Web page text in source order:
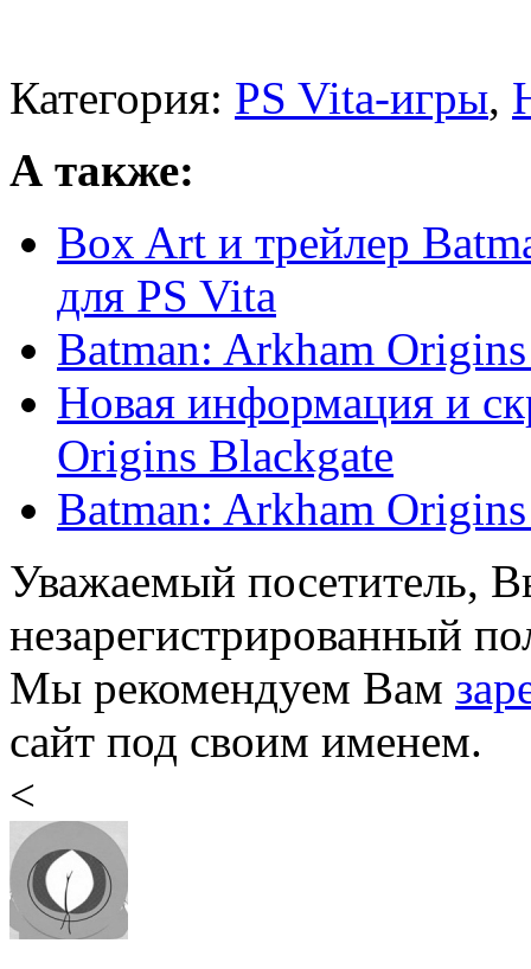
Категория: PS Vita-игры,
А также:
Box Art и трейлер
для PS Vita
Batman: Arkham
Новая информация и
Origins Blackgate
Batman: Arkham
Уважаемый посетитель,
незарегистрированный
Мы рекомендуем Вам
сайт под своим именем.
<